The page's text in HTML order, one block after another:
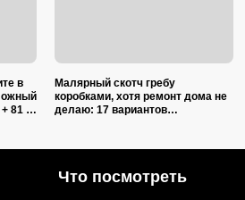
в
81 :
Малярный скотч гребу
коробками, хотя ремонт дома не
делаю: 17 вариантов
Что посмотреть